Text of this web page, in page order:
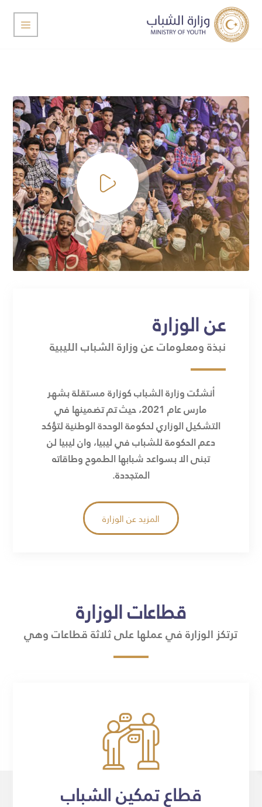
عن الوزارة
نبذة ومعلومات عن وزارة الشباب الليبية
أنشئت وزارة الشباب كوزارة مستقلة بشهر
مارس عام 2021، حيث تم تضمينها في
التشكيل الوزاري لحكومة الوحدة الوطنية لتؤكد
دعم الحكومة للشباب في ليبيا، وان ليبيا لن
تبنى الا بسواعد شبابها الطموح وطاقاته
المتجددة.
المزيد عن الوزارة
قطاعات الوزارة
ترتكز الوزارة في عملها على ثلاثة قطاعات وهي
قطاع تمكين الشباب